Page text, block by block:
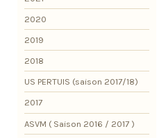
2020
2019
2018
US PERTUIS (saison 2017/18)
2017
ASVM ( Saison 2016 / 2017 )